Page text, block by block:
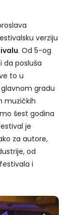
verziju
. Od 5-og
da posluša
to u
gradu
muzičkih
šest godina
je
za autore,
od
i